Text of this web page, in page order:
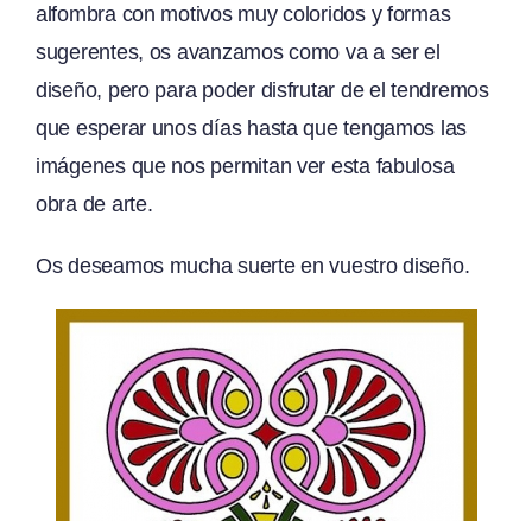
alfombra con motivos muy coloridos y formas
sugerentes, os avanzamos como va a ser el
diseño, pero para poder disfrutar de el tendremos
que esperar unos días hasta que tengamos las
imágenes que nos permitan ver esta fabulosa
obra de arte.
Os deseamos mucha suerte en vuestro diseño.